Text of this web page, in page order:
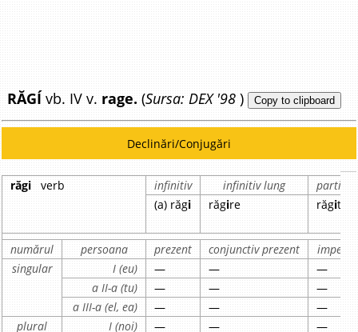
RĂGÍ vb. IV v. rage. (Sursa: DEX '98 ) Copy to clipboard
Declinări/Conjugări
răgi verb infinitiv infinitiv lung
(a) răgi răgire răgit
numărul persoana prezent conjunctiv prezent
singular
I (eu) — —
—
a II-a (tu)
— —
—
a III-a (el, ea)
— —
—
plural
I (noi) — — —